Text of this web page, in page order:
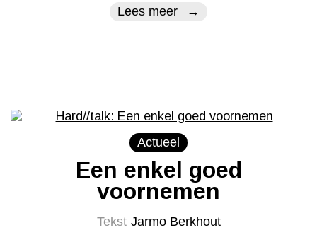
Lees meer
Actueel
Een enkel goed
voornemen
Tekst Jarmo Berkhout